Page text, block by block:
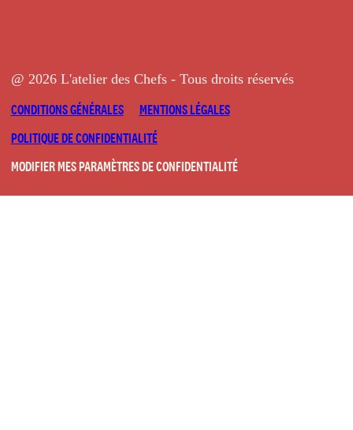
@ 2026 L'atelier des Chefs - Tous droits réservés
CONDITIONS GÉNÉRALES
MENTIONS LÉGALES
POLITIQUE DE CONFIDENTIALITÉ
MODIFIER MES PARAMÈTRES DE CONFIDENTIALITÉ